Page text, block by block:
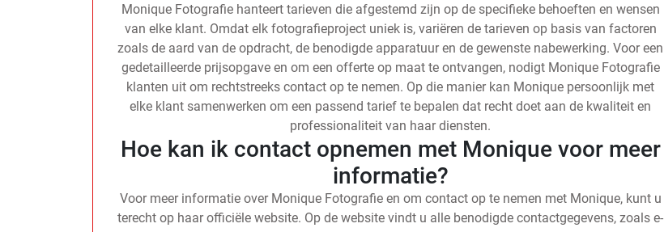
Monique Fotografie hanteert tarieven die afgestemd zijn op de specifieke behoeften en wensen
van elke klant. Omdat elk fotografieproject uniek is, variëren de tarieven op basis van factoren
zoals de aard van de opdracht, de benodigde apparatuur en de gewenste nabewerking. Voor een
gedetailleerde prijsopgave en om een offerte op maat te ontvangen, nodigt Monique Fotografie
klanten uit om rechtstreeks contact op te nemen. Op die manier kan Monique persoonlijk met
elke klant samenwerken om een passend tarief te bepalen dat recht doet aan de kwaliteit en
professionaliteit van haar diensten.
Hoe kan ik contact opnemen met Monique voor meer
informatie?
Voor meer informatie over Monique Fotografie en om contact op te nemen met Monique, kunt u
terecht op haar officiële website. Op de website vindt u alle benodigde contactgegevens, zoals e-